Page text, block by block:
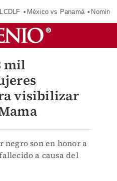
LCDLF México vs Panamá
mil
visibilizar
negro son en honor a
a causa del